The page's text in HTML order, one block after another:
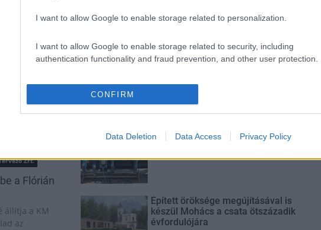
I want to allow Google to enable storage related to personalization.
I want to allow Google to enable storage related to security, including
authentication functionality and fraud prevention, and other user protection.
CONFIRM
Data Deletion Data Access Privacy Policy
Zrt.
a Flórián
állítja a KM
az
mérföldköve a felülvizsgálat
Látlelet a hazai víziközművekről?
vezetéken múlt Bicske vízellátása
Épített öröksége megújításával is
készül Mohács a csata ötszázadik
évfordulójára